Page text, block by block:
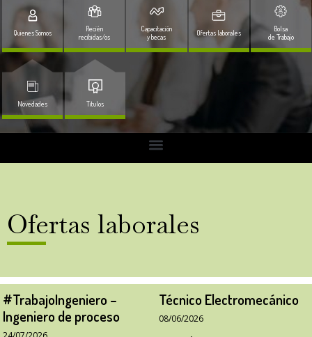
Quienes Somos
Recién
recibidas/os
Capacitación
y becas
Ofertas laborales
Bolsa
de Trabajo
Novedades Titulos
Ofertas laborales
#TrabajoIngeniero –
Ingeniero de proceso
Técnico Electromecánico
08/06/2026